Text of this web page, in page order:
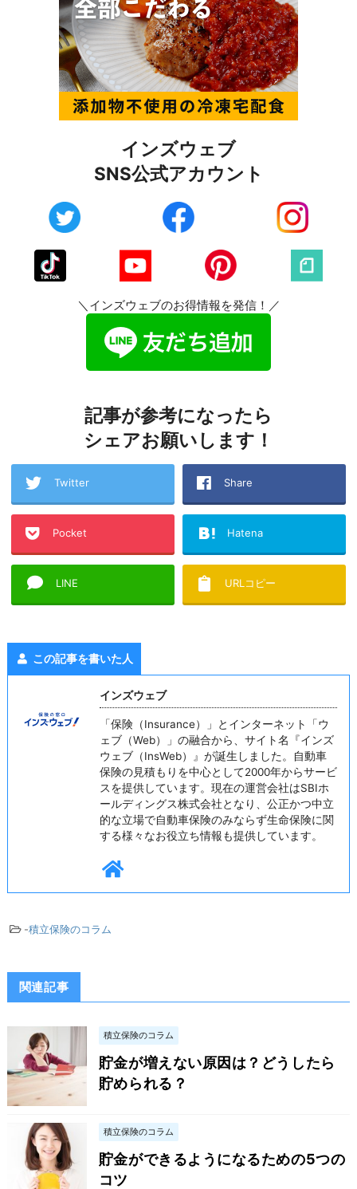
インズウェブ
SNS公式アカウント
＼インズウェブのお得情報を発信！／
記事が参考になったら
シェアお願いします！
Twitter Share
Pocket Hatena
LINE URLコピー
この記事を書いた人
インズウェブ
「保険（Insurance）」とインターネット「ウ
ェブ（Web）」の融合から、サイト名『インズ
ウェブ（InsWeb）』が誕生しました。自動車
保険の見積もりを中心として2000年からサービ
スを提供しています。現在の運営会社はSBIホ
ールディングス株式会社となり、公正かつ中立
的な立場で自動車保険のみならず生命保険に関
する様々なお役立ち情報も提供しています。
-積立保険のコラム
関連記事
積立保険のコラム
貯金が増えない原因は？どうしたら
貯められる？
積立保険のコラム
貯金ができるようになるための5つの
コツ